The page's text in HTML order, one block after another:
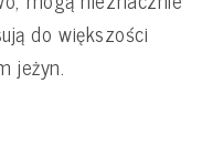
do większości
jeżyn.